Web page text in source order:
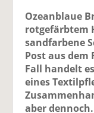
Ozeanblaue
rotgefärbtem
sandfarbene
Post aus dem
Fall handelt
eines
aber